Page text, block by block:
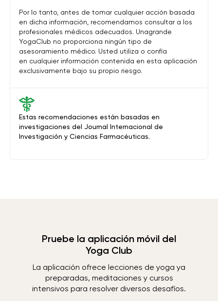
Estas recomendaciones están basadas en
investigaciones del Journal Internacional de
Investigación y Ciencias Farmacéuticas.
Por lo tanto, antes de tomar cualquier acción basada
en dicha información, recomendamos consultar a los
profesionales médicos adecuados. Unagrande
YogaClub no proporciona ningún tipo de
asesoramiento médico. Usted utiliza o confía
en cualquier información contenida en esta aplicación
exclusivamente bajo su propio riesgo.
Pruebe la aplicación móvil del
Yoga Club
La aplicación ofrece lecciones de yoga ya
preparadas, meditaciones y cursos
intensivos para resolver diversos desafíos.